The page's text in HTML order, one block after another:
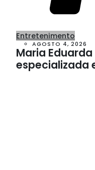
Entretenimento
AGOSTO 4, 2026
Maria
especializada